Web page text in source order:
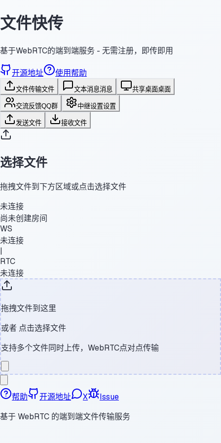
文件快传
基于WebRTC的端到端服务 - 无需注册，即传即用
开源地址 使用帮助
文件传输文件 文本消息消息 共享桌面桌面
交流反馈QQ群 中继设置设置
发送文件 接收文件
选择文件
拖拽文件到下方区域或点击选择文件
未连接
尚未创建房间
WS
未连接
|
RTC
未连接
拖拽文件到这里
或者 点击选择文件
支持多个文件同时上传，WebRTC点对点传输
帮助 开源地址 X
Issue
基于 WebRTC 的端到端文件传输服务